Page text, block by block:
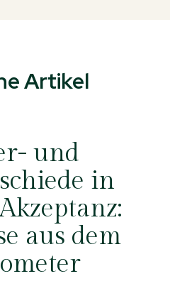
Artikel
und
in
aus dem